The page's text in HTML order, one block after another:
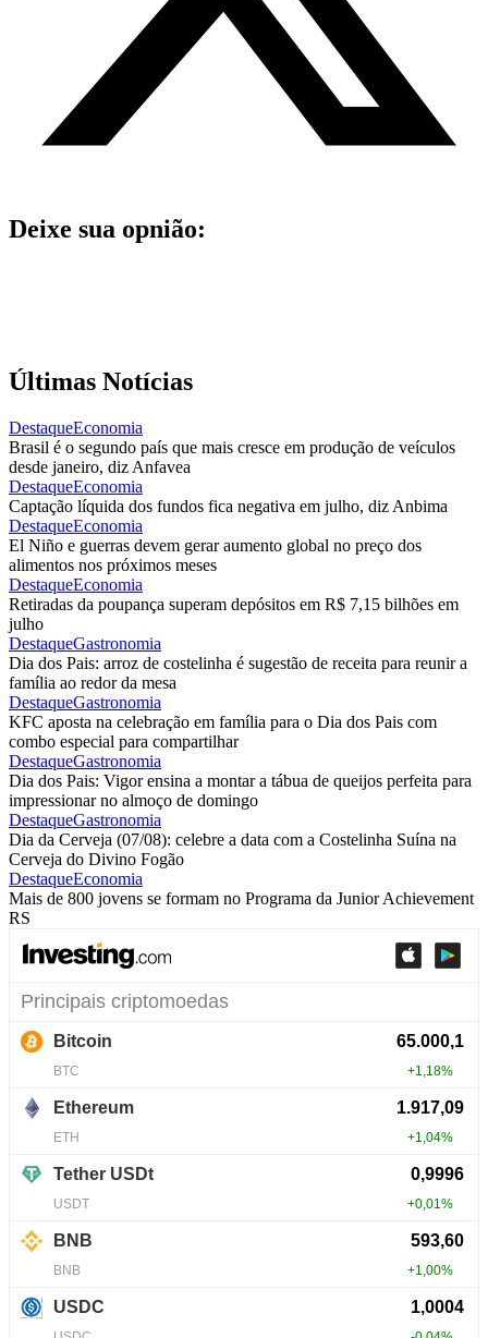
Deixe sua opnião:
Últimas Notícias
DestaqueEconomia
Brasil é o segundo país que mais cresce em produção de veículos
desde janeiro, diz Anfavea
DestaqueEconomia
Captação líquida dos fundos fica negativa em julho, diz Anbima
DestaqueEconomia
El Niño e guerras devem gerar aumento global no preço dos
alimentos nos próximos meses
DestaqueEconomia
Retiradas da poupança superam depósitos em R$ 7,15 bilhões em
julho
DestaqueGastronomia
Dia dos Pais: arroz de costelinha é sugestão de receita para reunir a
família ao redor da mesa
DestaqueGastronomia
KFC aposta na celebração em família para o Dia dos Pais com
combo especial para compartilhar
DestaqueGastronomia
Dia dos Pais: Vigor ensina a montar a tábua de queijos perfeita para
impressionar no almoço de domingo
DestaqueGastronomia
Dia da Cerveja (07/08): celebre a data com a Costelinha Suína na
Cerveja do Divino Fogão
DestaqueEconomia
Mais de 800 jovens se formam no Programa da Junior Achievement
RS